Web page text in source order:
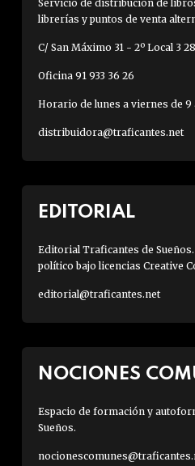
Servicio de distribución de
librerías y puntos de venta
C/ San Máximo 31 - 2º Local 3
Oficina 91 933 36 26
Horario de lunes a viernes de 9
distribuidora@traficantes.net
EDITORIAL
Editorial Traficantes de
político bajo licencias Creative
editorial@traficantes.net
NOCIONES
Espacio de formación y
Sueños.